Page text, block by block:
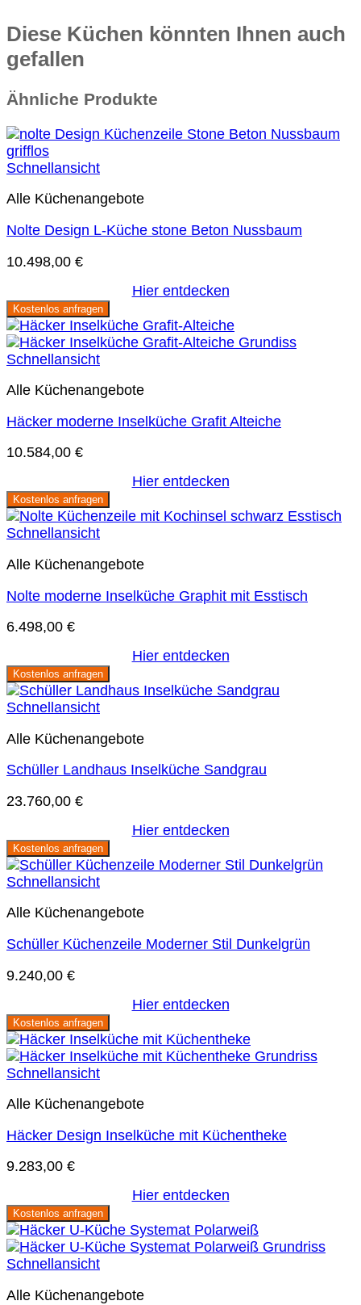
Diese Küchen könnten Ihnen auch
gefallen
Ähnliche Produkte
Schnellansicht
Alle Küchenangebote
Nolte Design L-Küche stone Beton Nussbaum
10.498,00 €
Hier entdecken
Kostenlos anfragen
Schnellansicht
Alle Küchenangebote
Häcker moderne Inselküche Grafit Alteiche
10.584,00 €
Hier entdecken
Kostenlos anfragen
Schnellansicht
Alle Küchenangebote
Nolte moderne Inselküche Graphit mit Esstisch
6.498,00 €
Hier entdecken
Kostenlos anfragen
Schnellansicht
Alle Küchenangebote
Schüller Landhaus Inselküche Sandgrau
23.760,00 €
Hier entdecken
Kostenlos anfragen
Schnellansicht
Alle Küchenangebote
Schüller Küchenzeile Moderner Stil Dunkelgrün
9.240,00 €
Hier entdecken
Kostenlos anfragen
Schnellansicht
Alle Küchenangebote
Häcker Design Inselküche mit Küchentheke
9.283,00 €
Hier entdecken
Kostenlos anfragen
Schnellansicht
Alle Küchenangebote